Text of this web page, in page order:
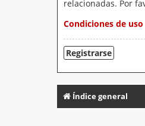
relacionadas. Por
Condiciones de uso
Registrarse
Índice general